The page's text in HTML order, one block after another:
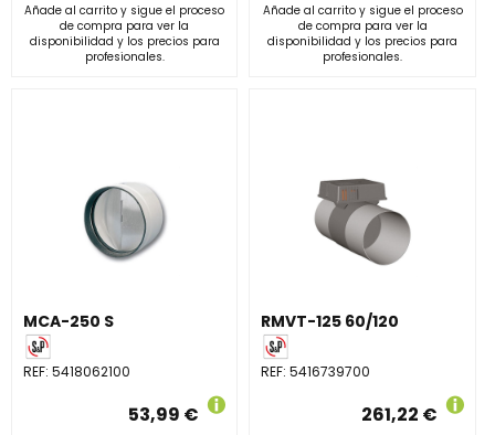
Añade al carrito y sigue el proceso
de compra para ver la
disponibilidad y los precios para
profesionales.
Añade al carrito y sigue el proceso
de compra para ver la
disponibilidad y los precios para
profesionales.
MCA-250 S
REF: 5418062100
53,99 €
RMVT-125 60/120
REF:5416739700
261,22 €